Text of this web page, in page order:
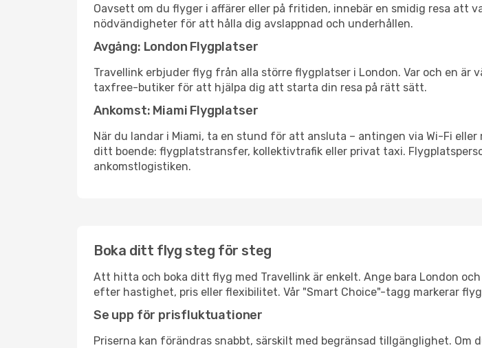
Oavsett om du flyger i affärer eller på fritiden, innebär en smidig resa att
nödvändigheter för att hålla dig avslappnad och underhållen.
Avgång: London Flygplatser
Travellink erbjuder flyg från alla större flygplatser i London. Var och en
taxfree-butiker för att hjälpa dig att starta din resa på rätt sätt.
Ankomst: Miami Flygplatser
När du landar i Miami, ta en stund för att ansluta – antingen via Wi-Fi
ditt boende: flygplatstransfer, kollektivtrafik eller privat taxi.
ankomstlogistiken.
Boka ditt flyg steg för steg
Att hitta och boka ditt flyg med Travellink är enkelt. Ange bara London
efter hastighet, pris eller flexibilitet. Vår "Smart Choice"-tagg markerar
Se upp för prisfluktuationer
Priserna kan förändras snabbt, särskilt med begränsad tillgänglighet.